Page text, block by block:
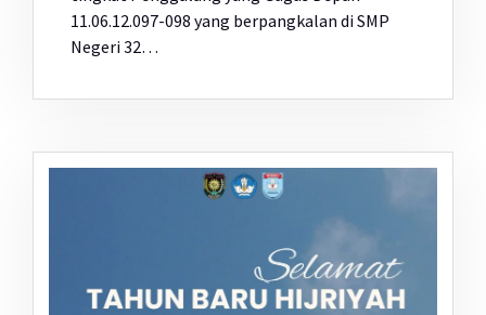
11.06.12.097-098 yang berpangkalan di SMP
Negeri 32…